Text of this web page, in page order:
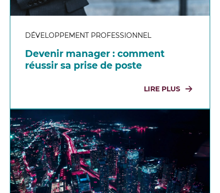
DÉVELOPPEMENT PROFESSIONNEL
Devenir manager : comment
réussir sa prise de poste
LIRE PLUS